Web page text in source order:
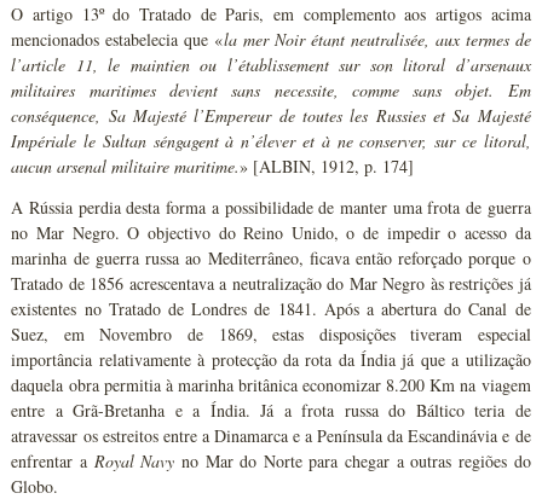
O artigo 13º do Tratado de Paris, em complemento aos artigos acima
mencionados estabelecia que «la mer Noir étant neutralisée, aux termes de
l’article 11, le maintien ou l’établissement sur son litoral d’arsenaux
militaires maritimes devient sans necessite, comme sans objet. Em
conséquence, Sa Majesté l’Empereur de toutes les Russies et Sa Majesté
Impériale le Sultan séngagent à n’élever et à ne conserver, sur ce litoral,
aucun arsenal militaire maritime.» [ALBIN, 1912, p. 174]
A Rússia perdia desta forma a possibilidade de manter uma frota de guerra
no Mar Negro. O objectivo do Reino Unido, o de impedir o acesso da
marinha de guerra russa ao Mediterrâneo, ficava então reforçado porque o
Tratado de 1856 acrescentava a neutralização do Mar Negro às restrições já
existentes no Tratado de Londres de 1841. Após a abertura do Canal de
Suez, em Novembro de 1869, estas disposições tiveram especial
importância relativamente à protecção da rota da Índia já que a utilização
daquela obra permitia à marinha britânica economizar 8.200 Km na viagem
entre a Grã-Bretanha e a Índia. Já a frota russa do Báltico teria de
atravessar os estreitos entre a Dinamarca e a Península da Escandinávia e de
enfrentar a Royal Navy no Mar do Norte para chegar a outras regiões do
Globo.